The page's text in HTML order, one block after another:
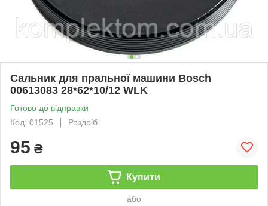
Сальник для пральної машини Bosch
00613083 28*62*10/12 WLK
Готово до відправки
Код: 01525
Роздріб
95 ₴
Купити
або